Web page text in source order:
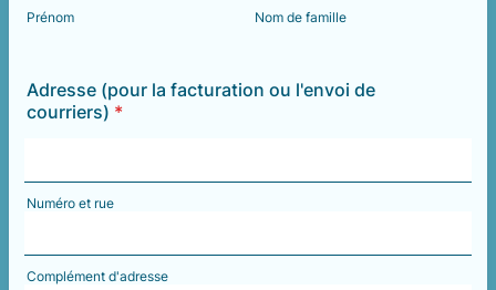
Prénom Nom de famille
Adresse (pour la facturation ou l'envoi de
courriers) *
Numéro et rue
Complément d'adresse